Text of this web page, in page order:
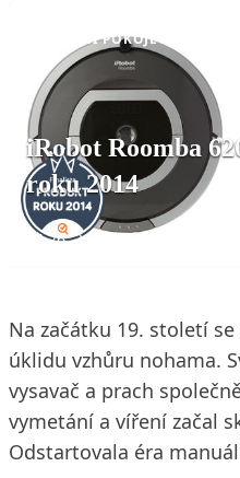
OBÝVACÍ POKOJE
iRobot Roomba
roku 2014
26. 2. 2013
Na začátku 19. století
úklidu vzhůru nohama.
vysavač a prach
vymetání a víření začal
Odstartovala éra